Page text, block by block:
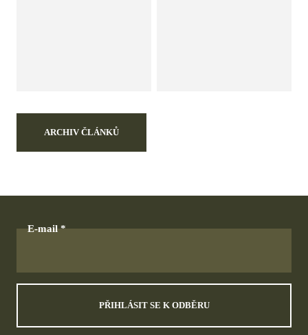
ARCHIV ČLÁNKŮ
E-mail
PŘIHLÁSIT SE K ODBĚRU